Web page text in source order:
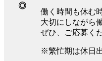
◎
働く時間も休む
大切にしながら
ぜひ、ご応募く
※繁忙期は休日